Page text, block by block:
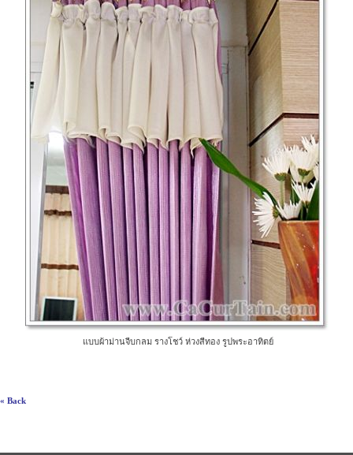
แบบผ้าม่านจีบกลม รางโชว์ ห่วงสีทอง รูปพระอาทิตย์
« Back